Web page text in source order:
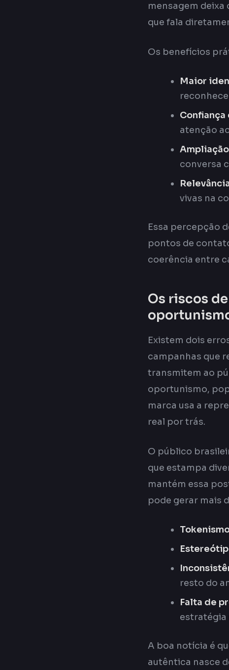
mensagem deixa
que fala
Os benefícios
Maior
Confiança
atenção
conversa
vivas na
Essa percepção
pontos de
coerência entre
Os riscos
Existem dois
campanhas que
transmitem ao
oportunismo,
marca usa a
real por trás.
O público
que estampa
mantém essa
pode gerar mais
resto do
Falta de
estratégia
A boa notícia é
autêntica nasce